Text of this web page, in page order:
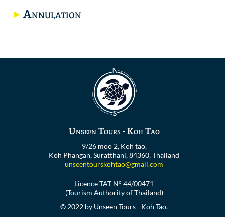
Annulation
Unseen Tours - Koh Tao
9/26 moo 2, Koh tao,
Koh Phangan, Suratthani, 84360, Thailand
unseentourskohtao@gmail.com
Licence TAT N° 44/00471
(Tourism Authority of Thailand)
© 2022 by Unseen Tours - Koh Tao.